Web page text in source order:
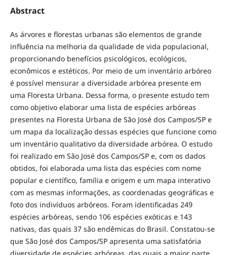
Abstract
As árvores e florestas urbanas são elementos de grande
influência na melhoria da qualidade de vida populacional,
proporcionando benefícios psicológicos, ecológicos,
econômicos e estéticos. Por meio de um inventário arbóreo
é possível mensurar a diversidade arbórea presente em
uma Floresta Urbana. Dessa forma, o presente estudo tem
como objetivo elaborar uma lista de espécies arbóreas
presentes na Floresta Urbana de São José dos Campos/SP e
um mapa da localização dessas espécies que funcione como
um inventário qualitativo da diversidade arbórea. O estudo
foi realizado em São José dos Campos/SP e, com os dados
obtidos, foi elaborada uma lista das espécies com nome
popular e científico, família e origem e um mapa interativo
com as mesmas informações, as coordenadas geográficas e
foto dos indivíduos arbóreos. Foram identificadas 249
espécies arbóreas, sendo 106 espécies exóticas e 143
nativas, das quais 37 são endêmicas do Brasil. Constatou-se
que São José dos Campos/SP apresenta uma satisfatória